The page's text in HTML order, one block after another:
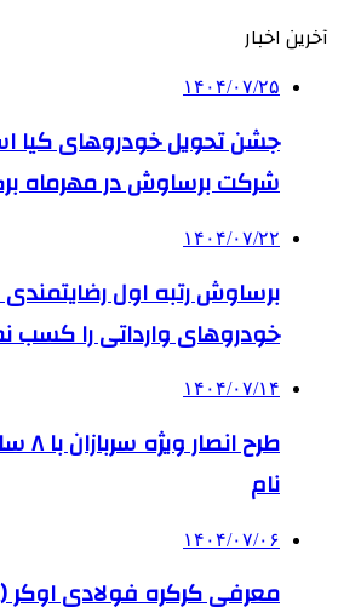
آخرین اخبار
۱۴۰۴/۰۷/۲۵
جشن تحویل خودروهای کیا
شرکت برساوش در مهرماه
۱۴۰۴/۰۷/۲۲
برساوش رتبه اول
خودروهای وارداتی را کسب
۱۴۰۴/۰۷/۱۴
طرح
نام
۱۴۰۴/۰۷/۰۶